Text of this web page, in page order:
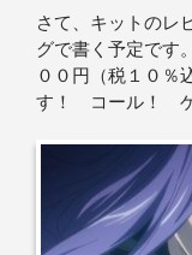
さて、キットのレ
グで書く予定です
００円（税１０％
す！ コール！ ゲ